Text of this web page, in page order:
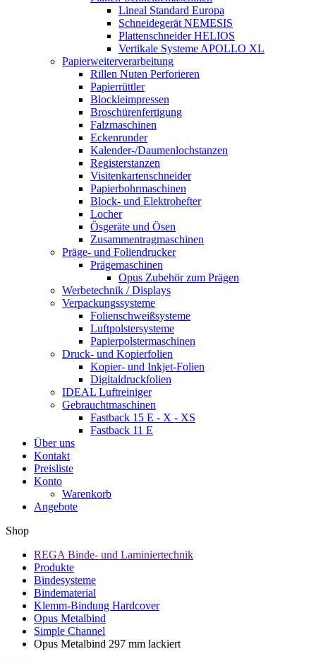
Lineal Standard Europa
Schneidegerät NEMESIS
Plattenschneider HELIOS
Vertikale Systeme APOLLO XL
Papierweiterverarbeitung
Rillen Nuten Perforieren
Papierrüttler
Blockleimpressen
Broschürenfertigung
Falzmaschinen
Eckenrunder
Kalender-/Daumenlochstanzen
Registerstanzen
Visitenkartenschneider
Papierbohrmaschinen
Block- und Elektrohefter
Locher
Ösgeräte und Ösen
Zusammentragmaschinen
Präge- und Foliendrucker
Prägemaschinen
Opus Zubehör zum Prägen
Werbetechnik / Displays
Verpackungssysteme
Folienschweißsysteme
Luftpolstersysteme
Papierpolstermaschinen
Druck- und Kopierfolien
Kopier- und Inkjet-Folien
Digitaldruckfolien
IDEAL Luftreiniger
Gebrauchtmaschinen
Fastback 15 E - X - XS
Fastback 11 E
Über uns
Kontakt
Preisliste
Konto
Warenkorb
Angebote
Shop
REGA Binde- und Laminiertechnik
Produkte
Bindesysteme
Bindematerial
Klemm-Bindung Hardcover
Opus Metalbind
Simple Channel
Opus Metalbind 297 mm lackiert